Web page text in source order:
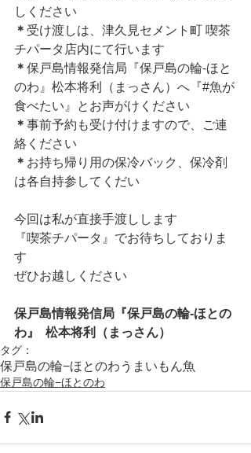
しください
＊ 受け渡しは、津久見セメント町 喫茶
チパータ店内にて行います
＊ 保戸島情報発信局『保戸島の輪‐ほと
のわ』松本将利（まっさん）へ『#魚が
食べたい』とお声がけください
＊ 事前予約も受け付けますので、ご連
絡ください
＊ お持ち帰り用の保冷バック、保冷剤
は各自持参してくだい
今回は私が直接手渡しします
『喫茶チパータ』でお待ちしておりま
す
ぜひお越しください
保戸島情報発信局『保戸島の輪‐ほとの
わ』  松本将利（まっさん）
タグ：
保戸島の輪−ほとのわ うまいもん魚
保戸島の輪−ほとのわ